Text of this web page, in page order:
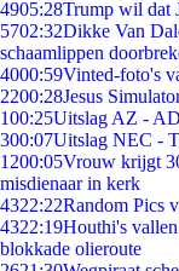
4905:28Trump wil dat
5702:32Dikke Van
schaamlippen
4000:59Vinted-foto's
2200:28Jesus
100:25Uitslag AZ -
300:07Uitslag NEC -
1200:05Vrouw krijgt
misdienaar in kerk
4322:22Random Pics
4322:19Houthi's
blokkade olieroute